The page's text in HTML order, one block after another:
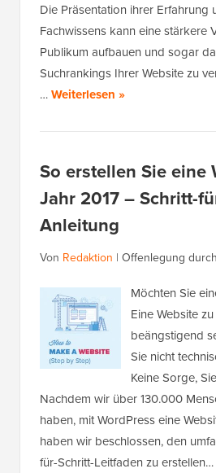
Die Präsentation ihrer Erfahrung
Fachwissens kann eine stärkere
Publikum aufbauen und sogar
Suchrankings Ihrer Website zu
…Weiterlesen »
So erstellen Sie eine
Jahr 2017 – Schritt-
Anleitung
Von Redaktion | Offenlegung
Möchten Sie
Eine Website
beängstigend
Sie nicht
Keine Sorge,
Nachdem wir über 130.000
haben, mit WordPress eine
haben wir beschlossen, den
für-Schritt-Leitfaden zu erstellen…